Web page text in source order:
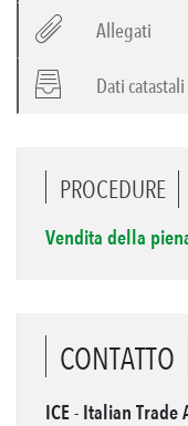
Allegati
Dati catastali
PROCEDURE
Vendita della
CONTATTO
ICE - Italian Trade